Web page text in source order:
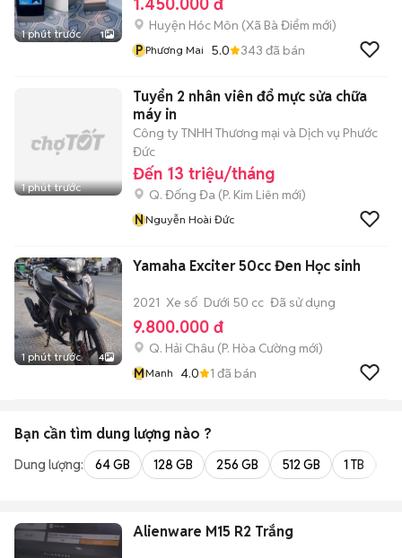
1 phút trước 1
Huyện Hóc Môn (Xã Bà Điểm mới)
P Phương Mai 5.0 343 đã bán
1 phút trước
Tuyển 2 nhân viên đổ mực sửa chữa
máy in
Công ty TNHH Thương mại và Dịch vụ Phước
Đức
Đến 13 triệu/tháng
Q. Đống Đa (P. Kim Liên mới)
NNguyễn Hoài Đức
1 phút trước 4
Yamaha Exciter 50cc Đen Học sinh
2021 Xe số Dưới 50 cc Đã sử dụng
9.800.000 đ
Q. Hải Châu (P. Hòa Cường mới)
MManh 4.0 1 đã bán
Bạn cần tìm dung lượng nào ?
Dung lượng: 64 GB 128 GB 256 GB 512 GB 1 TB
Alienware M15 R2 Trắng